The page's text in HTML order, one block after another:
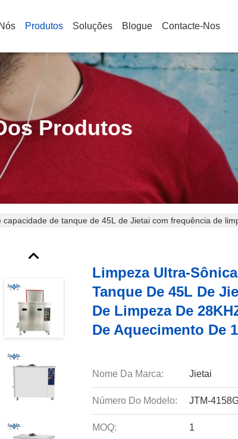
Produtos Soluções Blogue Contacte-Nos
Produtos
de tanque de 45L de Jietai com frequência de
Limpeza Ultra-
Tanque De 45L De
De Limpeza De
De Aquecimento De
Nome Da Marca: Jietai
Número Do Modelo: JTM-
MOQ: 1